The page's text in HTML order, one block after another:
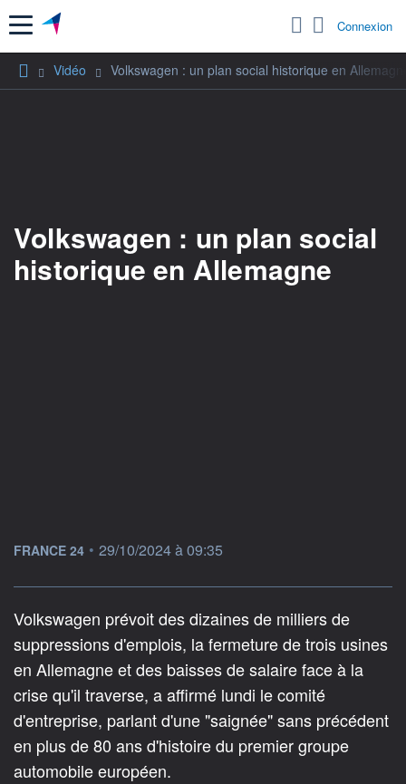
Menu Connexion
Vidéo Volkswagen : un plan social historique en
Volkswagen : un plan social
historique en Allemagne
information fournie par
FRANCE 24 • 29/10/2024 à 09:35
Volkswagen prévoit des dizaines de milliers de
suppressions d'emplois, la fermeture de trois usines
en Allemagne et des baisses de salaire face à la
crise qu'il traverse, a affirmé lundi le comité
d'entreprise, parlant d'une "saignée" sans précédent
en plus de 80 ans d'histoire du premier groupe
automobile européen.